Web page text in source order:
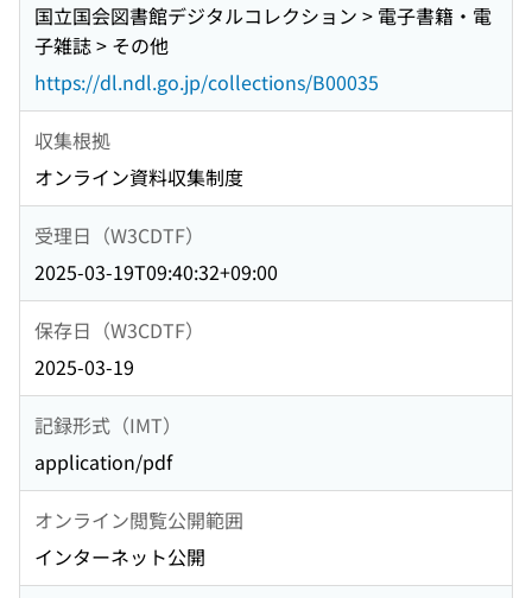
国立国会図書館デジタルコレクション > 電子書籍・電
子雑誌 > その他
https://dl.ndl.go.jp/collections/B00035
収集根拠
オンライン資料収集制度
受理日（W3CDTF）
2025-03-19T09:40:32+09:00
保存日（W3CDTF）
2025-03-19
記録形式（IMT）
application/pdf
オンライン閲覧公開範囲
インターネット公開